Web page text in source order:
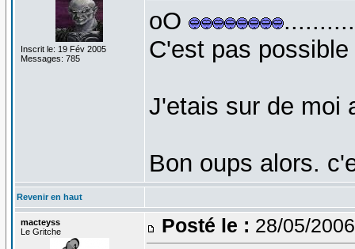
Inscrit le: 19 Fév 2005
Messages: 785
oO
C'est pas
J'etais sur de moi
Bon oups alors.
Revenir en haut
macteyss
Le Gritche
Posté le : 28/05/